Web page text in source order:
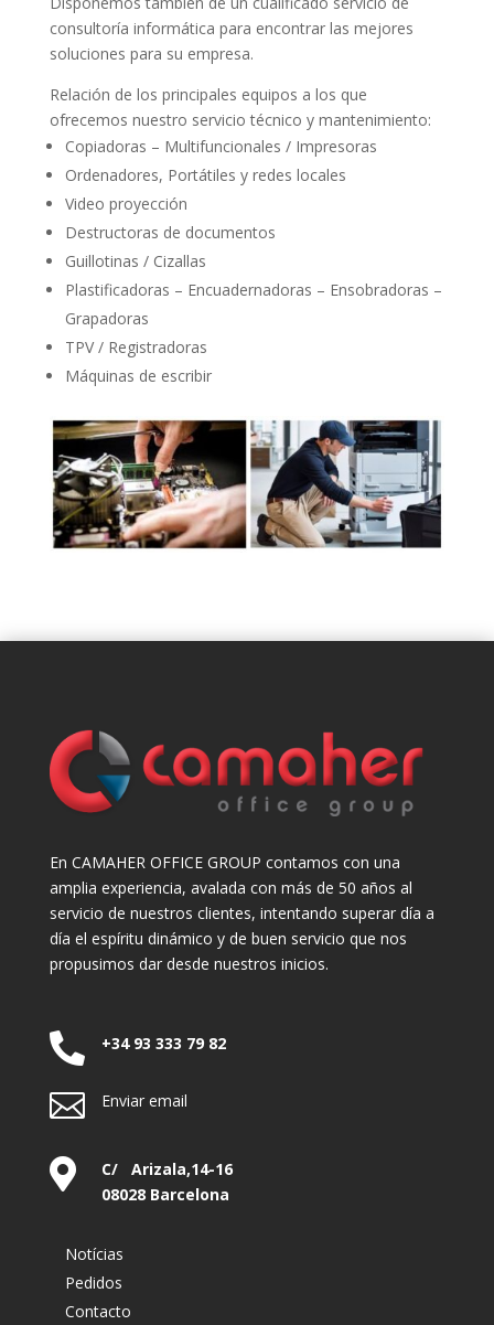
consultoría informática para encontrar las mejores
soluciones para su empresa.
Relación de los principales equipos a los que
ofrecemos nuestro servicio técnico y mantenimiento:
Copiadoras – Multifuncionales / Impresoras
Ordenadores, Portátiles y redes locales
Video proyección
Destructoras de documentos
Guillotinas / Cizallas
Plastificadoras – Encuadernadoras – Ensobradoras –
Grapadoras
TPV / Registradoras
Máquinas de escribir
En CAMAHER OFFICE GROUP contamos con una
amplia experiencia, avalada con más de 50 años al
servicio de nuestros clientes, intentando superar día a
día el espíritu dinámico y de buen servicio que nos
propusimos dar desde nuestros inicios.
 +34 93 333 79 82
 Enviar email

C/ Arizala,14-16
08028 Barcelona
Notícias
Pedidos
Contacto